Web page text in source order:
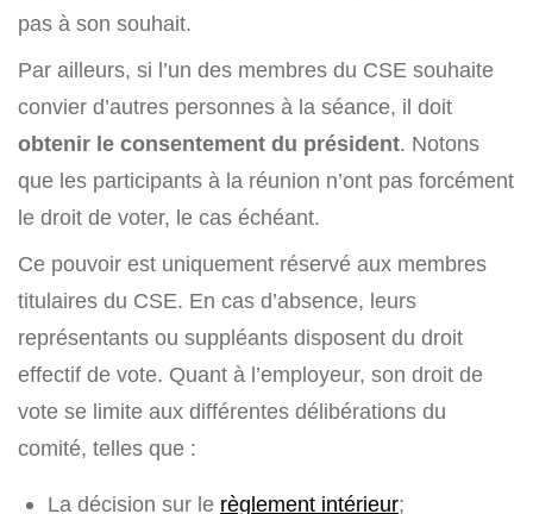
pas à son souhait.
Par ailleurs, si l’un des membres du CSE souhaite
convier d’autres personnes à la séance, il doit
obtenir le consentement du président. Notons
que les participants à la réunion n’ont pas forcément
le droit de voter, le cas échéant.
Ce pouvoir est uniquement réservé aux membres
titulaires du CSE. En cas d’absence, leurs
représentants ou suppléants disposent du droit
effectif de vote. Quant à l’employeur, son droit de
vote se limite aux différentes délibérations du
comité, telles que :
La décision sur le règlement intérieur;